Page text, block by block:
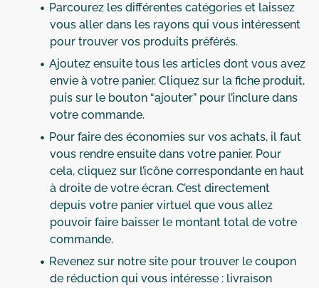
Parcourez les différentes catégories et laissez
vous aller dans les rayons qui vous intéressent
pour trouver vos produits préférés.
Ajoutez ensuite tous les articles dont vous avez
envie à votre panier. Cliquez sur la fiche produit,
puis sur le bouton “ajouter” pour l’inclure dans
votre commande.
Pour faire des économies sur vos achats, il faut
vous rendre ensuite dans votre panier. Pour
cela, cliquez sur l’icône correspondante en haut
à droite de votre écran. C’est directement
depuis votre panier virtuel que vous allez
pouvoir faire baisser le montant total de votre
commande.
Revenez sur notre site pour trouver le coupon
de réduction qui vous intéresse : livraison